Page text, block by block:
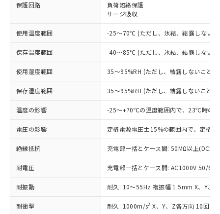
保護回路
負荷短絡保護
サージ吸収
使用温度範囲 -25～70℃ (ただし、氷結、結露しない
保存温度範囲 -40～85℃ (ただし、氷結、結露しない
使用湿度範囲 35～95%RH (ただし、結露しないこと)
保存湿度範囲 35～95%RH (ただし、結露しないこと)
温度の影響 -25～+70℃の温度範囲内で、23℃時の
電圧の影響 定格電源電圧±15%の範囲内で、定格
絶縁抵抗 充電部一括とケース間: 50MΩ以上
耐電圧 充電部一括とケース間: AC1000V 50/
耐振動 耐久: 10～55Hz 複振幅 1.5mm X、Y、Z
耐衝撃 耐久: 1000m/s2 X、Y、Z各方向 10回
ご利用条件
以下の条件をお読みいただき、同意のうえ
本サービスは、当社制御機器事業取扱
商品の当社在庫状況および標準価格
(税抜)を提供させていただくもので
当社制御機器事業取扱商品の中には、
本サービスの対象外となる商品もある
ことをご了承ください。
在庫状況および標準価格照会結果は、
記載している更新日時点での社内デー
タに基づき作成されるものであり、閲
覧された時点での実際の在庫および標
対応済み：EU RoHS指令（10物質）の
非含有に対応した製品が提供可能な商品で
対応予定：EU RoHS指令（10物質）の非含
商品です。
対応予定なし：EU RoHS指令（10物質）の
非含有に非対応の商品で、対応品を出す予
定はありません。
調査・確認中：EU RoHS指令（10物質）の
非含有の対応状況を調査中または確認中の
非該当品：ライセンス料など無形物で、有
害物質有無と関係のない商品です。
仕入先様の事情により、非含有部品として
いたものが、含有品と判明した場合などや
むを得ず変更することがあります。
*EU RoHS指令（10物質）：
鉛(Pb) 1000ppm以下、 水銀(Hg) 1000ppm以下、 カド
※1 中国RoHS○×表
「○」：最大均質材料含有率が中国RoHSの
基準値以下であることを示します。
「×」：最大均質材料含有率が中国RoHSの
基準値を超えていることを示します。
「－」：未確認です。当社販売部門へお問
い合わせください。
Pb(鉛) :1000ppm、 Hg(水銀) : 1000ppm、 Cd(カドミウ
当社は、これら貴社製品のうち、外国
為替および外国貿易法に定める商品
（以下｢規制貨物等」という）を輸出
または国外への提供する場合は、日本
国政府の輸出許可(または役務取引許